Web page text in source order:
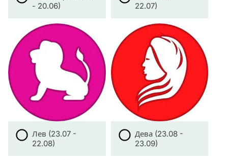
- 20.06)
22.07)
Лев (23.07 -
22.08)
Дева (23.08 -
23.09)